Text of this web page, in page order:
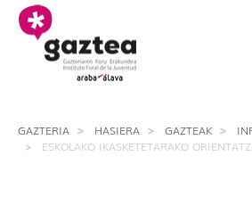
Eduki nagusira joan
Eskolako
GAZTERIA HASIERA GAZTEAK
ESKOLAKO IKASKETETARAKO